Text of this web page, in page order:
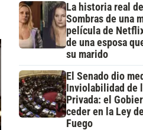
La historia real
Sombras de una
película de
de una esposa
su marido
El Senado dio
Inviolabilidad de
Privada: el
ceder en la Ley
Fuego